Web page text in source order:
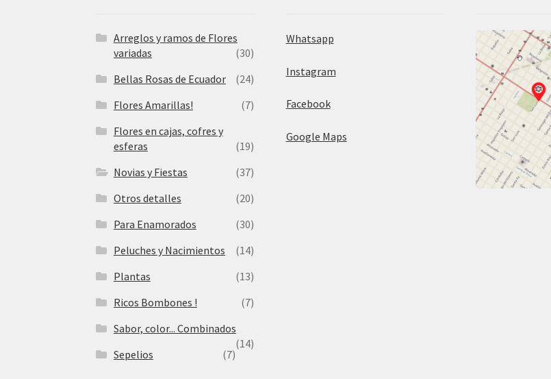
Arreglos y ramos de Flores
variadas
(30)
Bellas Rosas de Ecuador
(24)
Flores Amarillas!
(7)
Flores en cajas, cofres y
esferas
(19)
Novias y Fiestas
(37)
Otros detalles
(20)
Para Enamorados
(30)
Peluches y Nacimientos
(14)
Plantas
(13)
Ricos Bombones !
(7)
Sabor, color... Combinados
(14)
Sepelios
(7)
Whatsapp
Instagram
Facebook
Google Maps